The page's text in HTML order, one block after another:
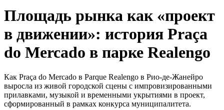
Площадь рынка как «проект
в движении»: история Praça
do Mercado в парке Realengo
Как Praça do Mercado в Parque Realengo в Рио-де-Жанейро
выросла из живой городской сцены с импровизированными
прилавками, музыкой и временными укрытиями в проект,
сформированный в рамках конкурса муниципалитета.